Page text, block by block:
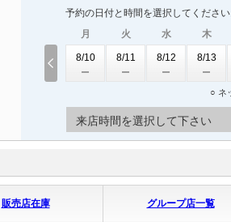
予約の日付と時間を選択してください
月
8/10
火
8/11
水
8/12
木
8/13
○ ネ
来店時間を選択して下さい
販売店在庫 グループ店一覧